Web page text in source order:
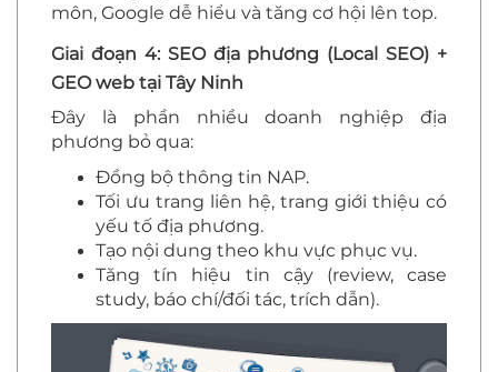
môn, Google dễ hiểu và tăng cơ hội lên top.
Giai đoạn 4: SEO địa phương (Local SEO) +
GEO web tại Tây Ninh
Đây là phần nhiều doanh nghiệp địa
phương bỏ qua:
Đồng bộ thông tin NAP.
Tối ưu trang liên hệ, trang giới thiệu có
yếu tố địa phương.
Tạo nội dung theo khu vực phục vụ.
Tăng tín hiệu tin cậy (review, case
study, báo chí/đối tác, trích dẫn).